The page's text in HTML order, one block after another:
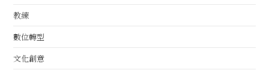
教練
數位轉型
文化創意